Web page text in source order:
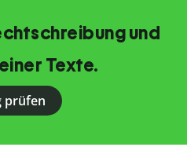
und
Texte.
prüfen